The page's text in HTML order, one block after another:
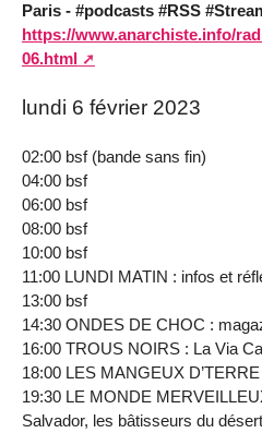
Paris - #podcasts #RSS
https://www.anarchiste.info/
06.html
lundi 6 février 2023
02:00 bsf (bande sans fin)
04:00 bsf
06:00 bsf
08:00 bsf
10:00 bsf
11:00 LUNDI MATIN : infos et
13:00 bsf
14:30 ONDES DE CHOC :
16:00 TROUS NOIRS : La Via
18:00 LES MANGEUX
19:30 LE MONDE
Salvador, les bâtisseurs du